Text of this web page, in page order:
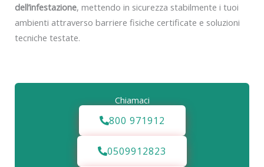
dell’infestazione, mettendo in sicurezza stabilmente i tuoi
ambienti attraverso barriere fisiche certificate e soluzioni
tecniche testate.
Chiamaci
800 971912
0509912823